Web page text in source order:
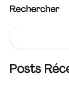
Rechercher
Posts